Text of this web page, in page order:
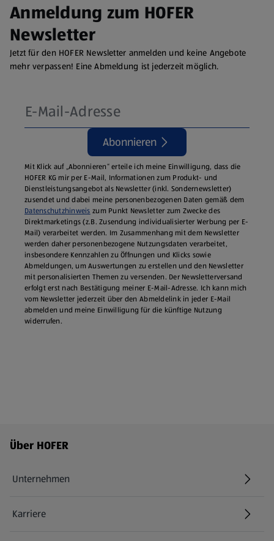
Anmeldung zum HOFER
Newsletter
Jetzt für den HOFER Newsletter anmelden und keine Angebote
mehr verpassen! Eine Abmeldung ist jederzeit möglich.
Abonnieren
Mit Klick auf „Abonnieren“ erteile ich meine Einwilligung, dass die
HOFER KG mir per E-Mail, Informationen zum Produkt- und
Dienstleistungsangebot als Newsletter (inkl. Sondernewsletter)
zusendet und dabei meine personenbezogenen Daten gemäß dem
Datenschutzhinweis zum Punkt Newsletter zum Zwecke des
Direktmarketings (z.B. Zusendung individualisierter Werbung per E-
Mail) verarbeitet werden. Im Zusammenhang mit dem Newsletter
werden daher personenbezogene Nutzungsdaten verarbeitet,
insbesondere Kennzahlen zu Öffnungen und Klicks sowie
Abmeldungen, um Auswertungen zu erstellen und den Newsletter
mit personalisierten Themen zu versenden. Der Newsletterversand
erfolgt erst nach Bestätigung meiner E-Mail-Adresse. Ich kann mich
vom Newsletter jederzeit über den Abmeldelink in jeder E‑Mail
abmelden und meine Einwilligung für die künftige Nutzung
widerrufen.
Fußzeilenmenü - weitere Links
Über HOFER
Unternehmen
Karriere
(öffnet in einem neuen Tab)